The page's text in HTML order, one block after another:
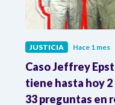
JUSTICIA Hace 1 mes
Caso Jeffrey
tiene hasta hoy
33 preguntas en